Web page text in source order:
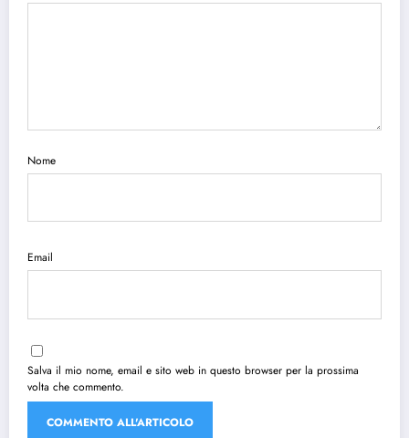
Nome
Email
Salva il mio nome, email e sito web in questo browser per la prossima
volta che commento.